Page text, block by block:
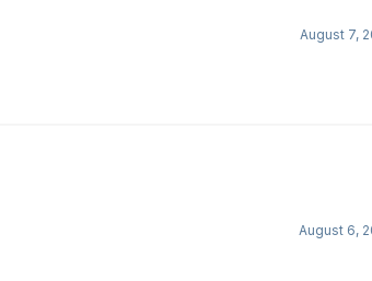
August 7,
August 6,